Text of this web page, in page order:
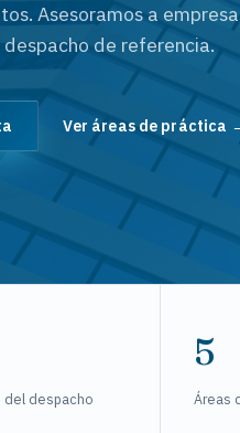
Asesoramos a
despacho de referencia.
Ver áreas de práctica
del despacho
5
Áreas